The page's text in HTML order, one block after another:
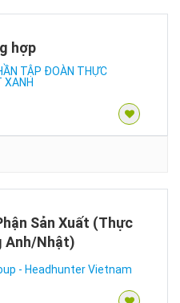
hợp
TẬP ĐOÀN THỰC
XANH
Sản Xuất (Thực
Anh/Nhật)
- Headhunter Vietnam